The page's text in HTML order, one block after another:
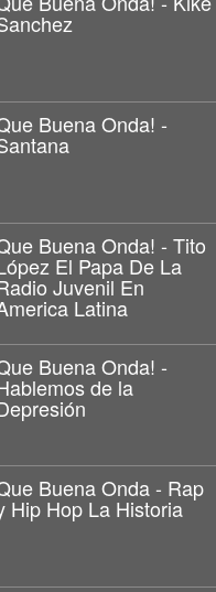
Buena Onda! -
Buena Onda! - Tito
El Papa De La
Juvenil En
Latina
Buena Onda! -
de la
Buena Onda - Rap
Hip Hop La Historia